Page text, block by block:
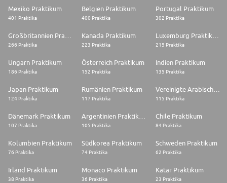
Mexiko Praktikum
401 Praktika
Belgien Praktikum
400 Praktika
Portugal Praktikum
302 Praktika
266 Praktika
Kanada Praktikum
223 Praktika 215 Praktika
Ungarn Praktikum
186 Praktika
Österreich Praktikum
152 Praktika
Indien Praktikum
135 Praktika
Japan Praktikum
124 Praktika
Rumänien Praktikum
117 Praktika
Vereinigte Arabische Emirate Praktikum
115 Praktika
Dänemark Praktikum
107 Praktika 105 Praktika
Chile Praktikum
84 Praktika
Kolumbien Praktikum
76 Praktika
Südkorea Praktikum
74 Praktika
Schweden Praktikum
62 Praktika
Irland Praktikum
38 Praktika
Monaco Praktikum
36 Praktika
Katar Praktikum
23 Praktika